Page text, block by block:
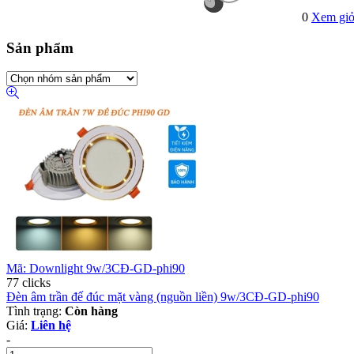
0 Xem
Sản phẩm
Mã: Downlight 9w/3CĐ-GD-phi90
77 clicks
Đèn âm trần đế đúc mặt vàng (nguồn liền) 9w/3CĐ-GD-phi90
Tình trạng: Còn hàng
Giá: Liên hệ
-